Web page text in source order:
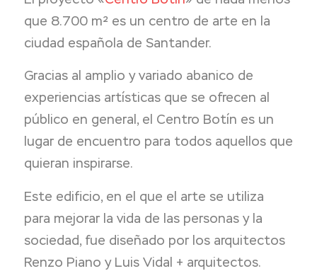
que 8.700 m² es un centro de arte en la
ciudad española de Santander.
Gracias al amplio y variado abanico de
experiencias artísticas que se ofrecen al
público en general, el Centro Botín es un
lugar de encuentro para todos aquellos que
quieran inspirarse.
Este edificio, en el que el arte se utiliza
para mejorar la vida de las personas y la
sociedad, fue diseñado por los arquitectos
Renzo Piano y Luis Vidal + arquitectos.